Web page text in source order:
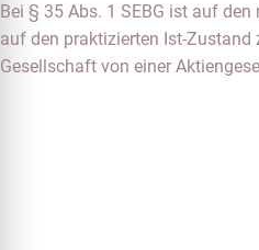
Bei § 35 Abs. 1 SEBG ist auf
auf den praktizierten Ist-
Gesellschaft von einer